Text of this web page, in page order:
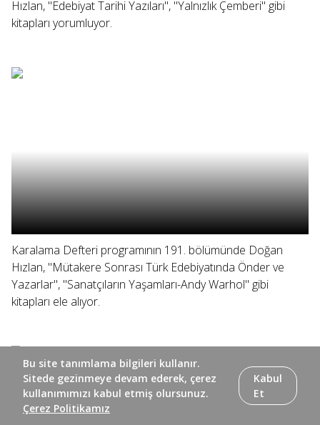
Hızlan, "Edebiyat Tarihi Yazıları", "Yalnızlık Çemberi" gibi
kitapları yorumluyor.
Karalama Defteri programının 191. bölümünde Doğan
Hızlan, "Mütakere Sonrası Türk Edebiyatında Önder ve
Yazarlar", "Sanatçıların Yaşamları-Andy Warhol" gibi
kitapları ele alıyor.
Bu site tanımlama bilgileri kullanır.
Sitede gezinmeye devam ederek, çerez
kullanımımızı kabul etmiş olursunuz.
Çerez Politikamız
Kabul
Et